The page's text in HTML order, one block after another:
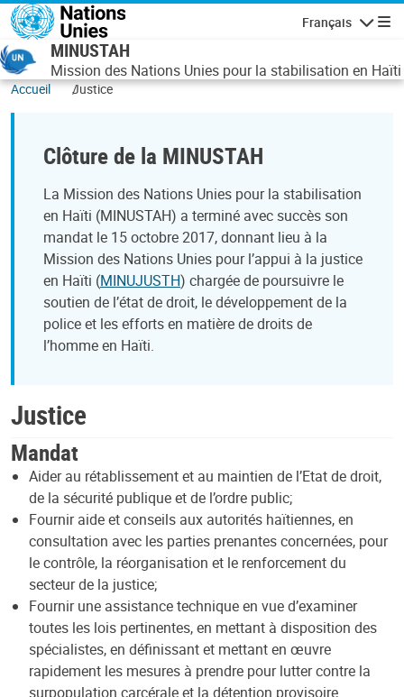
Aller au contenu principal
Français
MINUSTAH
Mission des Nations Unies pour la stabilisation en Haïti
Accueil Justice
Clôture de la MINUSTAH
La Mission des Nations Unies pour la stabilisation
en Haïti (MINUSTAH) a terminé avec succès son
mandat le 15 octobre 2017, donnant lieu à la
Mission des Nations Unies pour l’appui à la justice
en Haïti (MINUJUSTH) chargée de poursuivre le
soutien de l’état de droit, le développement de la
police et les efforts en matière de droits de
l’homme en Haïti.
Justice
Mandat
Aider au rétablissement et au maintien de l’Etat de droit,
de la sécurité publique et de l’ordre public;
Fournir aide et conseils aux autorités haïtiennes, en
consultation avec les parties prenantes concernées, pour
le contrôle, la réorganisation et le renforcement du
secteur de la justice;
Fournir une assistance technique en vue d’examiner
toutes les lois pertinentes, en mettant à disposition des
spécialistes, en définissant et mettant en œuvre
rapidement les mesures à prendre pour lutter contre la
surpopulation carcérale et la détention provisoire